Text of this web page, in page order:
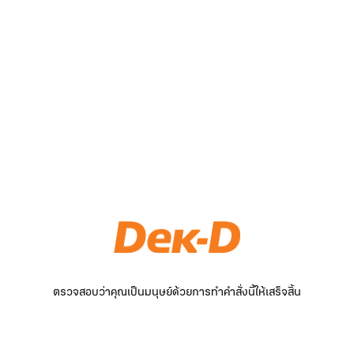
ตรวจสอบว่าคุณเป็นมนุษย์ด้วยการทำคำสั่งนี้ให้เสร็จสิ้น